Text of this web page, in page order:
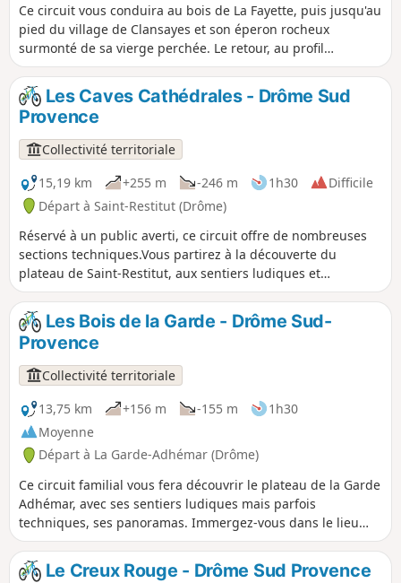
Ce circuit vous conduira au bois de La Fayette, puis jusqu'au
pied du village de Clansayes et son éperon rocheux
surmonté de sa vierge perchée. Le retour, au profil
descendant, vous conduira aux faubourgs de Saint-Paul-
Trois-Châteaux.
Les Caves Cathédrales - Drôme Sud
Provence
Collectivité territoriale
15,19 km
+255 m -246 m 1h30
Difficile
Départ à Saint-Restitut (Drôme)
Réservé à un public averti, ce circuit offre de nombreuses
sections techniques.Vous partirez à la découverte du
plateau de Saint-Restitut, aux sentiers ludiques et
techniques et du lieu insolite des caves cathédrales.
Les Bois de la Garde - Drôme Sud-
Provence
Collectivité territoriale
13,75 km
+156 m -155 m
1h30
Moyenne
Départ à La Garde-Adhémar (Drôme)
Ce circuit familial vous fera découvrir le plateau de la Garde
Adhémar, avec ses sentiers ludiques mais parfois
techniques, ses panoramas. Immergez-vous dans le lieu
magique, enveloppé de mystères du Val des Nymphes et sa
chapelle cachée.
Le Creux Rouge - Drôme Sud Provence